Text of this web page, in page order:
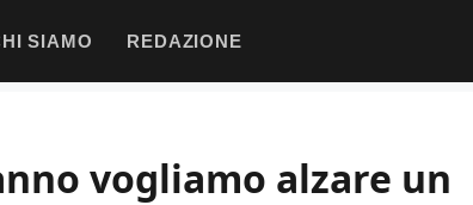
SIAMO REDAZIONE
vogliamo alzare un